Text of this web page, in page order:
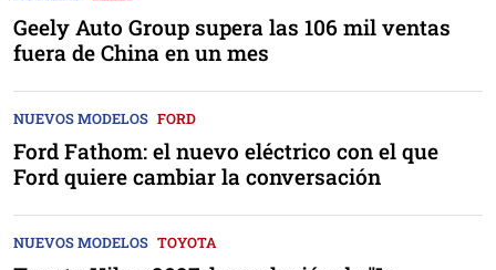
Geely Auto Group supera las 106 mil ventas
fuera de China en un mes
NUEVOS MODELOS FORD
Ford Fathom: el nuevo eléctrico con el que
Ford quiere cambiar la conversación
NUEVOS MODELOS TOYOTA